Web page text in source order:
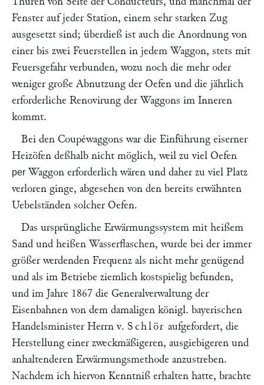
Fenster auf jeder Station, einem sehr starken Zug
ausgesetzt sind; überdieß ist auch die Anordnung von
einer bis zwei Feuerstellen in jedem Waggon, stets mit
Feuersgefahr verbunden, wozu noch die mehr oder
weniger große Abnutzung der Oefen und die jährlich
erforderliche Renovirung der Waggons im Inneren
kommt.
Bei den Coupéwaggons war die Einführung eiserner
Heizöfen deßhalb nicht möglich, weil zu viel Oefen
per Waggon erforderlich wären und daher zu viel Platz
verloren ginge, abgesehen von den bereits erwähnten
Uebelständen solcher Oefen.
Das ursprüngliche Erwärmungssystem mit heißem
Sand und heißen Wasserflaschen, wurde bei der immer
größer werdenden Frequenz als nicht mehr genügend
und als im Betriebe ziemlich kostspielig befunden,
und im Jahre 1867 die Generalverwaltung der
Eisenbahnen von dem damaligen königl. bayerischen
Handelsminister Herrn v. Schlör aufgefordert, die
Herstellung einer zweckmäßigeren, ausgiebigeren und
anhaltenderen Erwärmungsmethode anzustreben.
Nachdem ich hiervon Kenntniß erhalten hatte, brachte